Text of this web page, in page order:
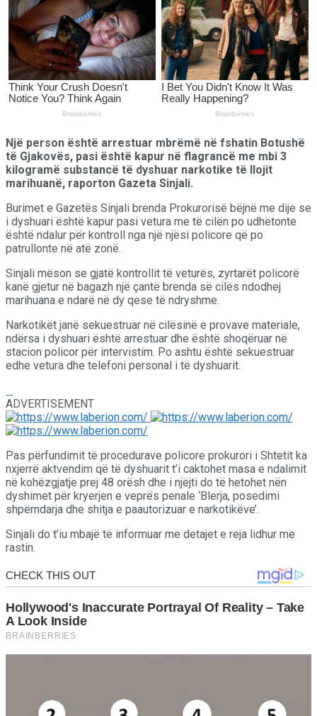
Një person është arrestuar mbrëmë në fshatin Botushë
të Gjakovës, pasi është kapur në flagrancë me mbi 3
kilogramë substancë të dyshuar narkotike të llojit
marihuanë, raporton Gazeta Sinjali.
Burimet e Gazetës Sinjali brenda Prokurorisë bëjnë me dije se
i dyshuari është kapur pasi vetura me të cilën po udhëtonte
është ndalur për kontroll nga një njësi policore që po
patrullonte në atë zonë.
Sinjali mëson se gjatë kontrollit të veturës, zyrtarët policorë
kanë gjetur në bagazh një çantë brenda së cilës ndodhej
marihuana e ndarë në dy qese të ndryshme.
Narkotikët janë sekuestruar në cilësinë e provave materiale,
ndërsa i dyshuari është arrestuar dhe është shoqëruar në
stacion policor për intervistim. Po ashtu është sekuestruar
edhe vetura dhe telefoni personal i të dyshuarit.
ADVERTISEMENT
Pas përfundimit të procedurave policore prokurori i Shtetit ka
nxjerrë aktvendim që të dyshuarit t’i caktohet masa e ndalimit
në kohëzgjatje prej 48 orësh dhe i njëjti do të hetohet nën
dyshimet për kryerjen e veprës penale ‘Blerja, posedimi
shpërndarja dhe shitja e paautorizuar e narkotikëve’.
Sinjali do t’iu mbajë të informuar me detajet e reja lidhur me
rastin.